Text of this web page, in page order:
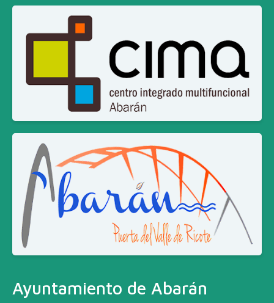
Ayuntamiento de Abarán